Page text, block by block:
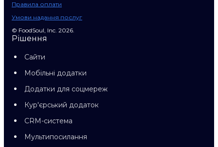
Правила оплати
Умови надання послуг
© FoodSoul, Inc. 2026.
Рішення
Сайти
Мобільні додатки
Додатки для соцмереж
Кур'єрський додаток
CRM-система
Мультипосилання